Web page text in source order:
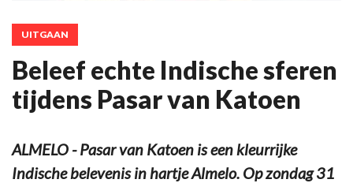
UITGAAN
Beleef echte Indische sferen
tijdens Pasar van Katoen
ALMELO - Pasar van Katoen is een kleurrijke
Indische belevenis in hartje Almelo. Op zondag 31